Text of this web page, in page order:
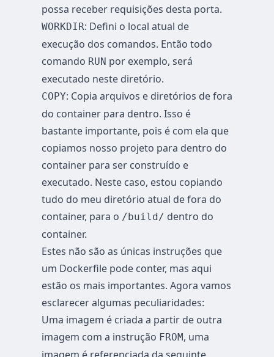
possa receber requisições desta porta.
WORKDIR: Defini o local atual de
execução dos comandos. Então todo
comando RUN por exemplo, será
executado neste diretório.
COPY: Copia arquivos e diretórios de fora
do container para dentro. Isso é
bastante importante, pois é com ela que
copiamos nosso projeto para dentro do
container para ser construído e
executado. Neste caso, estou copiando
tudo do meu diretório atual de fora do
container, para o /build/ dentro do
container.
Estes não são as únicas instruções que
um Dockerfile pode conter, mas aqui
estão os mais importantes. Agora vamos
esclarecer algumas peculiaridades:
Uma imagem é criada a partir de outra
imagem com a instrução FROM, uma